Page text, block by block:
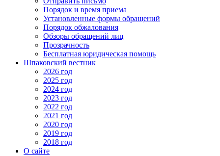
Порядок и время приема
Установленные формы обращений
Порядок обжалования
Обзоры обращений лиц
Прозрачность
Бесплатная юридическая помощь
Шпаковский вестник
2026 год
2025 год
2024 год
2023 год
2022 год
2021 год
2020 год
2019 год
2018 год
О сайте